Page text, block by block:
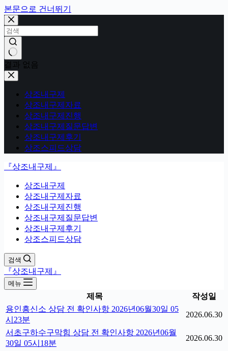
본문으로 건너뛰기
결과 없음
상조내구제
상조내구제자료
상조내구제진행
상조내구제질문답변
상조내구제후기
상조스피드상담
『상조내구제』
상조내구제
상조내구제자료
상조내구제진행
상조내구제질문답변
상조내구제후기
상조스피드상담
검색
『상조내구제』
메뉴
제목
작성일
용인흥신소 상담 전 확인사항 2026년06월30일 05
시23분
2026.06.30
서초구하수구막힘 상담 전 확인사항 2026년06월
30일 05시18분
2026.06.30